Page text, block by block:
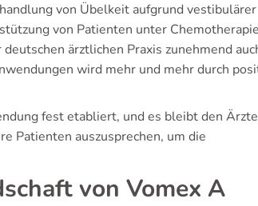
von Übelkeit aufgrund vestibulärer
von Patienten unter
ärztlichen Praxis zunehmend
wird mehr und mehr durch
fest etabliert, und es bleibt den
Patienten auszusprechen, um die
von Vomex A